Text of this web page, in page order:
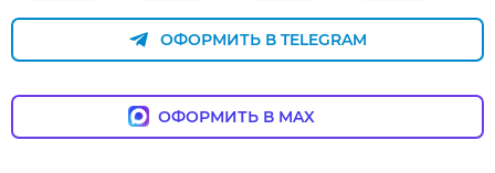
ОФОРМИТЬ В TELEGRAM
ОФОРМИТЬ В MAX